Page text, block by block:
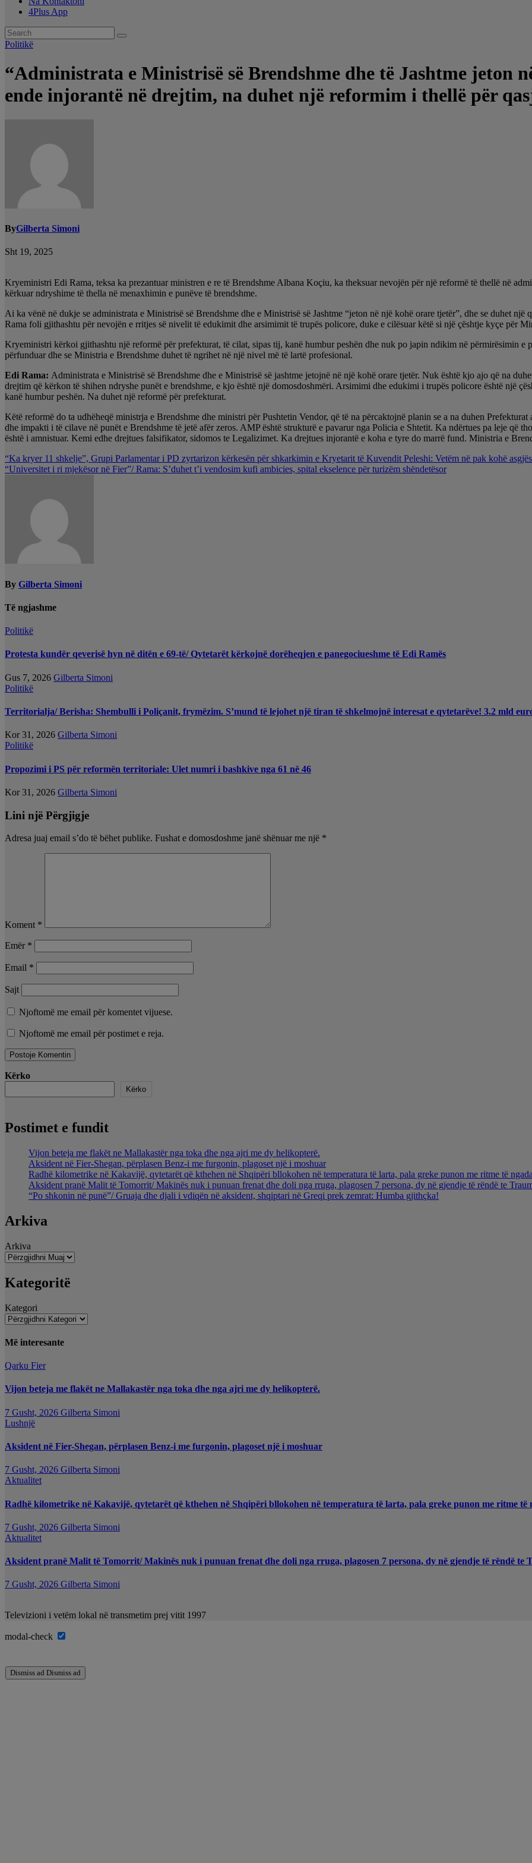
4Plus App
Politikë
“Administrata e Ministrisë së Brendshme dhe të Jashtme jeton
ende injorantë në drejtim, na duhet një reformim i thellë për
ByGilberta Simoni
Sht 19, 2025
Kryeministri Edi Rama, teksa ka prezantuar ministren e re të Brendshme Albana Koçiu, ka theksuar nevojën për një reformë të thellë në
kërkuar ndryshime të thella në menaxhimin e punëve të brendshme.
Ai ka vënë në dukje se administrata e Ministrisë së Brendshme dhe e Ministrisë së Jashtme “jeton në një kohë orare tjetër”, dhe se duhet
Rama foli gjithashtu për nevojën e rritjes së nivelit të edukimit dhe arsimimit të trupës policore, duke e cilësuar këtë si një çështje kyçe për
Kryeministri kërkoi gjithashtu një reformë për prefekturat, të cilat, sipas tij, kanë humbur peshën dhe nuk po japin ndikim në përmirësimin e
përfunduar dhe se Ministria e Brendshme duhet të ngrihet në një nivel më të lartë profesional.
Edi Rama: Administrata e Ministrisë së Brendshme dhe e Ministrisë së jashtme jetojnë në një kohë orare tjetër. Nuk është kjo ajo që na
drejtim që kërkon të shihen ndryshe punët e brendshme, e kjo është një domosdoshmëri. Arsimimi dhe edukimi i trupës policore është një
kanë humbur peshën. Na duhet një reformë për prefekturat.
Këtë reformë do ta udhëheqë ministrja e Brendshme dhe ministri për Pushtetin Vendor, që të na përcaktojnë planin se a na duhen
dhe impakti i të cilave në punët e Brendshme të jetë afër zeros. AMP është strukturë e pavarur nga Policia e Shtetit. Ka ndërtues pa leje që
është i amnistuar. Kemi edhe drejtues falsifikator, sidomos te Legalizimet. Ka drejtues injorantë e koha e tyre do marrë fund. Ministria e
Lëvizje
te
“Ka kryer 11 shkelje”, Grupi Parlamentar i PD zyrtarizon kërkesën për shkarkimin e Kryetarit të Kuvendit Peleshi: Vetëm në pak kohë
“Universitet i ri mjekësor në Fier”/ Rama: S’duhet t’i vendosim kufi ambicies, spital ekselence për turizëm shëndetësor
By Gilberta Simoni
Të ngjashme
Politikë
Protesta kundër qeverisë hyn në ditën e 69-të/ Qytetarët kërkojnë dorëheqjen e panegociueshme të Edi Ramës
Gus 7, 2026 Gilberta Simoni
Politikë
Territorialja/ Berisha: Shembulli i Poliçanit, frymëzim. S’mund të lejohet një tiran të shkelmojnë interesat e qytetarëve! 3.2 mld
Kor 31, 2026 Gilberta Simoni
Politikë
Propozimi i PS për reformën territoriale: Ulet numri i bashkive nga 61 në 46
Kor 31, 2026 Gilberta Simoni
Lini një Përgjigje
Adresa juaj email s’do të bëhet publike. Fushat e domosdoshme janë shënuar me një *
Koment *
Emër *
Email *
Sajt
Njoftomë me email për komentet vijuese.
Njoftomë me email për postimet e reja.
Kërko
Kërko
Postimet e fundit
Vijon beteja me flakët ne Mallakastër nga toka dhe nga ajri me dy helikopterë.
Aksident në Fier-Shegan, përplasen Benz-i me furgonin, plagoset një i moshuar
Radhë kilometrike në Kakavijë, qytetarët që kthehen në Shqipëri bllokohen në temperatura të larta, pala greke punon me ritme të
Aksident pranë Malit të Tomorrit/ Makinës nuk i punuan frenat dhe doli nga rruga, plagosen 7 persona, dy në gjendje të rëndë te
“Po shkonin në punë”/ Gruaja dhe djali i vdiqën në aksident, shqiptari në Greqi prek zemrat: Humba gjithçka!
Arkiva
Arkiva
Kategoritë
Kategori
Më interesante
Qarku Fier
Vijon beteja me flakët ne Mallakastër nga toka dhe nga ajri me dy helikopterë.
7 Gusht, 2026 Gilberta Simoni
Lushnjë
Aksident në Fier-Shegan, përplasen Benz-i me furgonin, plagoset një i moshuar
7 Gusht, 2026 Gilberta Simoni
Aktualitet
Radhë kilometrike në Kakavijë, qytetarët që kthehen në Shqipëri bllokohen në temperatura të larta, pala greke punon me ritme të
7 Gusht, 2026 Gilberta Simoni
Aktualitet
Aksident pranë Malit të Tomorrit/ Makinës nuk i punuan frenat dhe doli nga rruga, plagosen 7 persona, dy në gjendje të rëndë te
7 Gusht, 2026 Gilberta Simoni
Televizioni i vetëm lokal në transmetim prej vitit 1997
modal-check
Dismiss ad Dismiss ad